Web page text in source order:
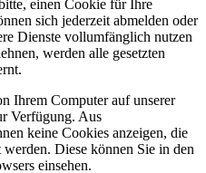
einen Cookie für Ihre
sich jederzeit abmelden oder
Dienste vollumfänglich nutzen
werden alle gesetzten
Ihrem Computer auf unserer
Verfügung. Aus
keine Cookies anzeigen, die
Diese können Sie in den
einsehen.